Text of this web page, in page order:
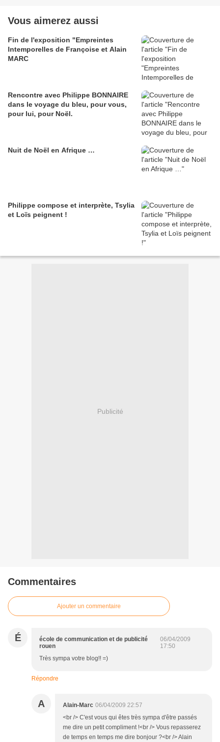
Vous aimerez aussi
Fin de l'exposition "Empreintes
Intemporelles de Françoise et Alain
MARC
Rencontre avec Philippe BONNAIRE
dans le voyage du bleu, pour vous,
pour lui, pour Noël.
Nuit de Noël en Afrique …
Philippe compose et interprète, Tsylia
et Loïs peignent !
Publicité
Commentaires
Ajouter un commentaire
É
école de communication et de publicité
rouen
06/04/2009
17:50
Très sympa votre blog!! =)
Répondre
A Alain-Marc 06/04/2009 22:57
<br /> C'est vous qui êtes très sympa d'être passés
me dire un petit compliment !<br /> Vous repasserez
de temps en temps me dire bonjour ?<br /> Alain